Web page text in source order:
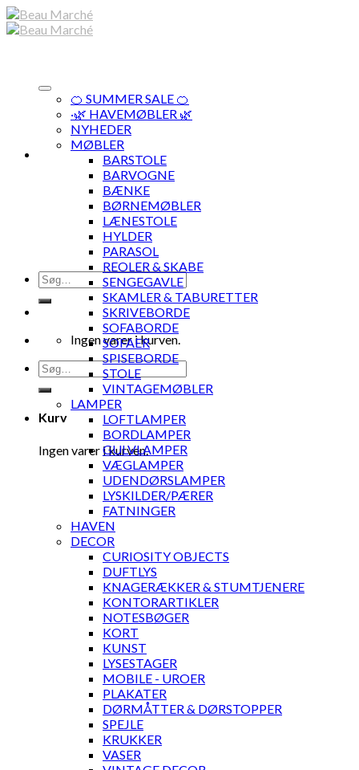
Skip
to
Søg
efter:
Ingen varer i kurven.
Søg
efter:
Kurv
Ingen varer i kurven.
🍊 SUMMER SALE 🍊
·🌿 HAVEMØBLER 🌿
NYHEDER
MØBLER
BARSTOLE
BARVOGNE
BÆNKE
BØRNEMØBLER
LÆNESTOLE
HYLDER
PARASOL
REOLER & SKABE
SENGEGAVLE
SKAMLER & TABURETTER
SKRIVEBORDE
SOFABORDE
SOFAER
SPISEBORDE
STOLE
VINTAGEMØBLER
LAMPER
LOFTLAMPER
BORDLAMPER
GULVLAMPER
VÆGLAMPER
UDENDØRSLAMPER
LYSKILDER/PÆRER
FATNINGER
HAVEN
DECOR
CURIOSITY OBJECTS
DUFTLYS
KNAGERÆKKER & STUMTJENERE
KONTORARTIKLER
NOTESBØGER
KORT
KUNST
LYSESTAGER
MOBILE - UROER
PLAKATER
DØRMÅTTER & DØRSTOPPER
SPEJLE
KRUKKER
VASER